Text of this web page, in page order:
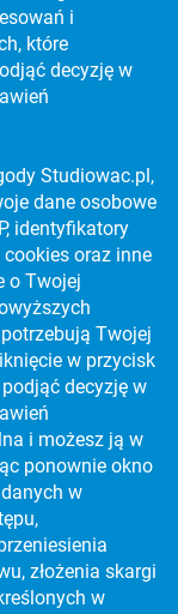
i
które
decyzję w
Studiowac.pl,
dane osobowe
identyfikatory
oraz inne
o Twojej
Twojej
w przycisk
decyzję w
i możesz ją w
ponownie okno
w
złożenia skargi
w